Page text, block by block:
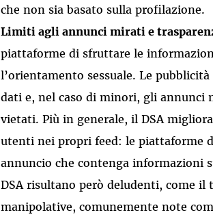
che non sia basato sulla profilazione.
Limiti agli annunci mirati e
piattaforme di sfruttare le
l’orientamento sessuale. Le
dati e, nel caso di minori, gli annunci
vietati. Più in generale, il DSA
utenti nei propri feed: le piattaforme
annuncio che contenga informazioni
DSA risultano però deludenti, come
manipolative, comunemente note